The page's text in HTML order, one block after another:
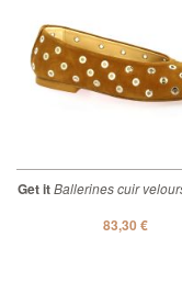
Get itBallerines cuir
83,30 €